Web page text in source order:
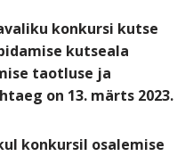
konkursi kutse
kutseala
taotluse ja
on 13. märts 2023.
konkursil osalemise